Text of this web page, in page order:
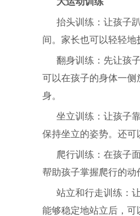
抬头训练：让孩子
间。家长也可以轻轻地
翻身训练：先让孩
可以在孩子的身体一
身。
坐立训练：让孩子
保持坐立的姿势。还可
爬行训练：在孩子
帮助孩子掌握爬行的动
站立和行走训练：
能够稳定地站立后，可